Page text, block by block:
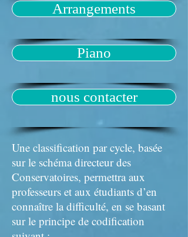
Arrangements
Piano
nous contacter
Une classification par cycle, basée
sur le schéma directeur des
Conservatoires, permettra aux
professeurs et aux étudiants d’en
connaître la difficulté, en se basant
sur le principe de codification